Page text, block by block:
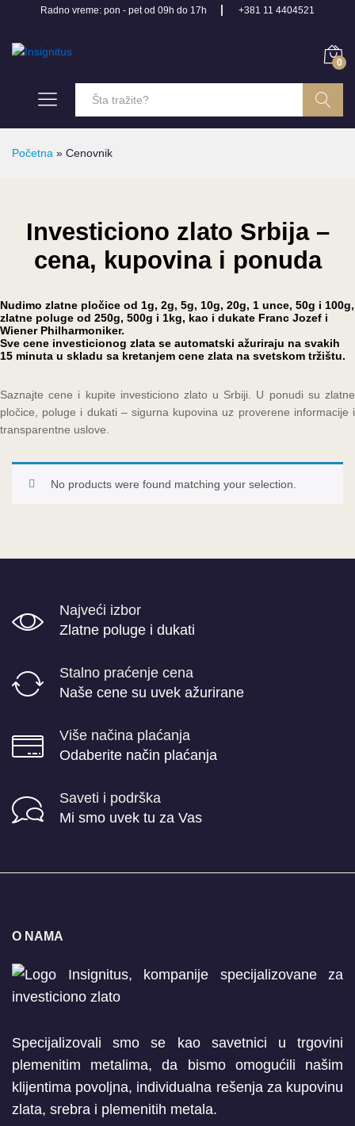
Radno vreme: pon - pet od 09h do 17h +381 11 4404521
0
Početna » Cenovnik
Investiciono zlato Srbija –
cena, kupovina i ponuda
Nudimo zlatne pločice od 1g, 2g, 5g, 10g, 20g, 1 unce, 50g i 100g,
zlatne poluge od 250g, 500g i 1kg, kao i dukate Franc Jozef i
Wiener Philharmoniker.
Sve cene investicionog zlata se automatski ažuriraju na svakih
15 minuta u skladu sa kretanjem cene zlata na svetskom tržištu.
Saznajte cene i kupite investiciono zlato u Srbiji. U ponudi su zlatne
pločice, poluge i dukati – sigurna kupovina uz proverene informacije i
transparentne uslove.
No products were found matching your selection.
Najveći izbor
Zlatne poluge i dukati
Stalno praćenje cena
Naše cene su uvek ažurirane
Više načina plaćanja
Odaberite način plaćanja
Saveti i podrška
Mi smo uvek tu za Vas
O NAMA
Specijalizovali smo se kao savetnici u trgovini
plemenitim metalima, da bismo omogućili našim
klijentima povoljna, individualna rešenja za kupovinu
zlata, srebra i plemenitih metala.